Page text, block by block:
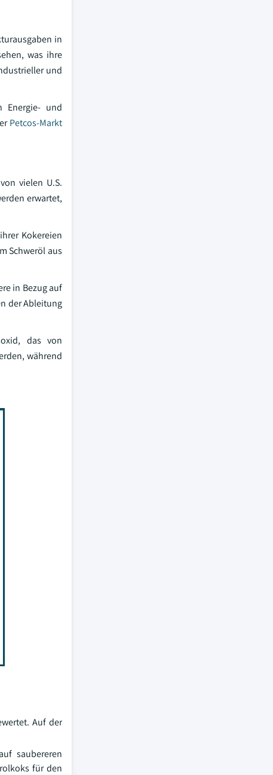
in
was ihre
und
Energie- und
Petcos-Markt
vielen U.S.
erwartet,
Kokereien
Schweröl aus
in Bezug auf
der Ableitung
das von
während
Auf der
saubereren
für den